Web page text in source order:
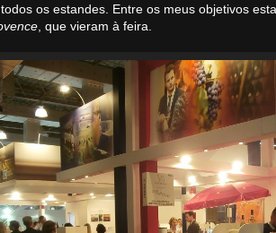
os estandes. Entre os meus objetivos
, que vieram à feira.